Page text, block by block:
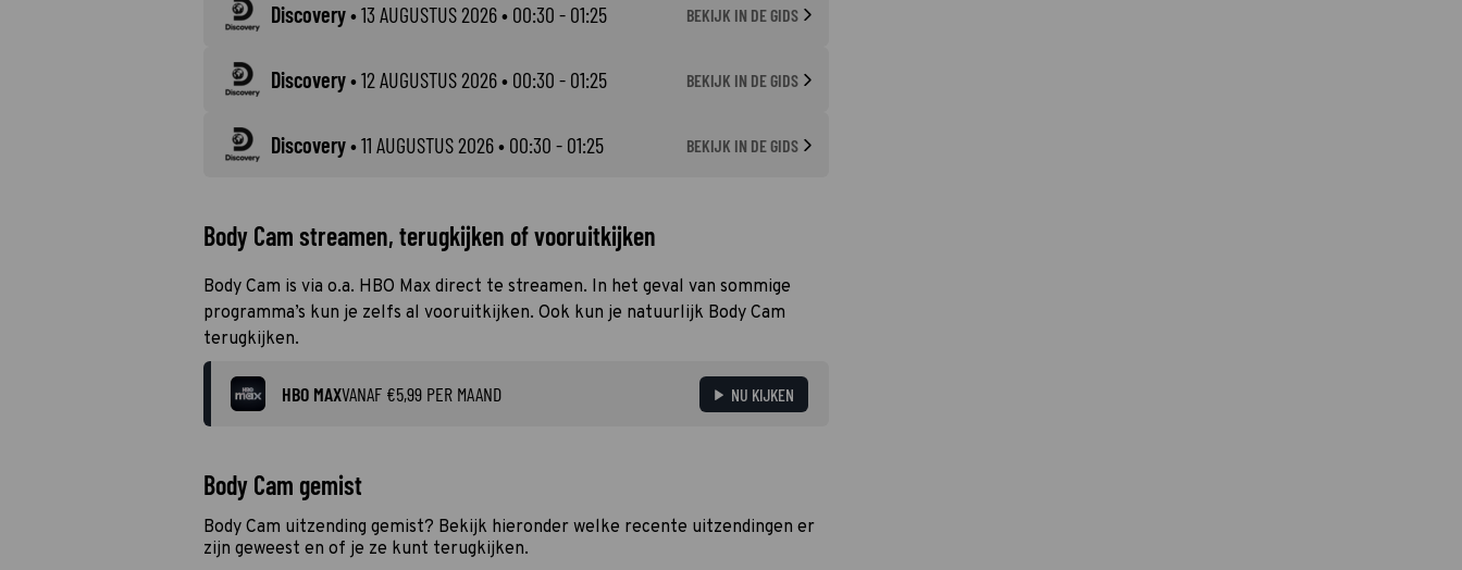
Discovery•13 AUGUSTUS 2026• 00:30 - 01:25 BEKIJK IN DE GIDS
Discovery•12 AUGUSTUS 2026• 00:30 - 01:25 BEKIJK IN DE GIDS
Discovery•11 AUGUSTUS 2026• 00:30 - 01:25 BEKIJK IN DE GIDS
Body Cam streamen, terugkijken of vooruitkijken
Body Cam is via o.a. HBO Max direct te streamen. In het geval van sommige
programma’s kun je zelfs al vooruitkijken. Ook kun je natuurlijk Body Cam
terugkijken.
HBO MAXVANAF €5,99 PER MAAND NU KIJKEN
Body Cam gemist
Body Cam uitzending gemist? Bekijk hieronder welke recente uitzendingen er
zijn geweest en of je ze kunt terugkijken.